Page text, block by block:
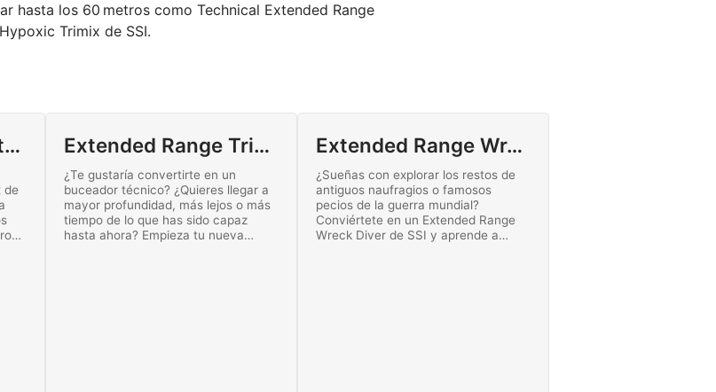
hasta los 60 metros como Technical Extended Range
Trimix de SSI.
Extended Range Nitrox Diving
de
Extended Range Trimix
¿Te gustaría convertirte en un
buceador técnico? ¿Quieres llegar a
mayor profundidad, más lejos o más
tiempo de lo que has sido capaz
hasta ahora? Empieza tu nueva
Extended Range Wreck Diving
¿Sueñas con explorar los restos de
antiguos naufragios o famosos
pecios de la guerra mundial?
Conviértete en un Extended Range
Wreck Diver de SSI y aprende a